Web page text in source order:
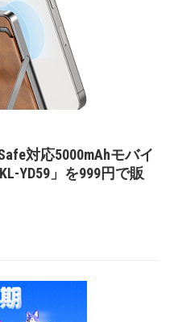
対応5000mAhモバイ
YD59」を999円で販